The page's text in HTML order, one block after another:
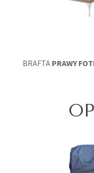
BRAFTA PRAWY